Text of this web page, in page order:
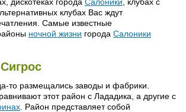
клубах Вас ждут
Самые известные
ночной жизни города Салоники
то размещались заводы и фабрики.
этот район с Лададика, а другие с
. Район представляет собой